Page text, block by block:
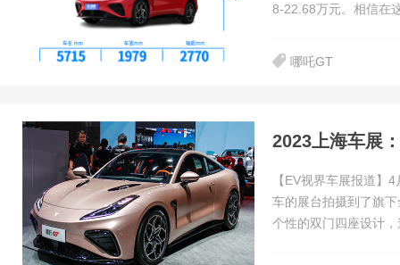
8-22.68万元。相信在
哪吒GT
2023上海车展
【EV视界车展报道】
车的展台拍摄到了旗
个性的双门四座设计